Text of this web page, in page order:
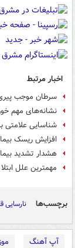
اخبار مرتبط
سرطان موجب
نشانه‌های مهم
شناسایی علامتی
افزایش ریسک
هشدار تشدید
مهمترین علل
برچسب‌ها نارسایی
آپ آهنگ